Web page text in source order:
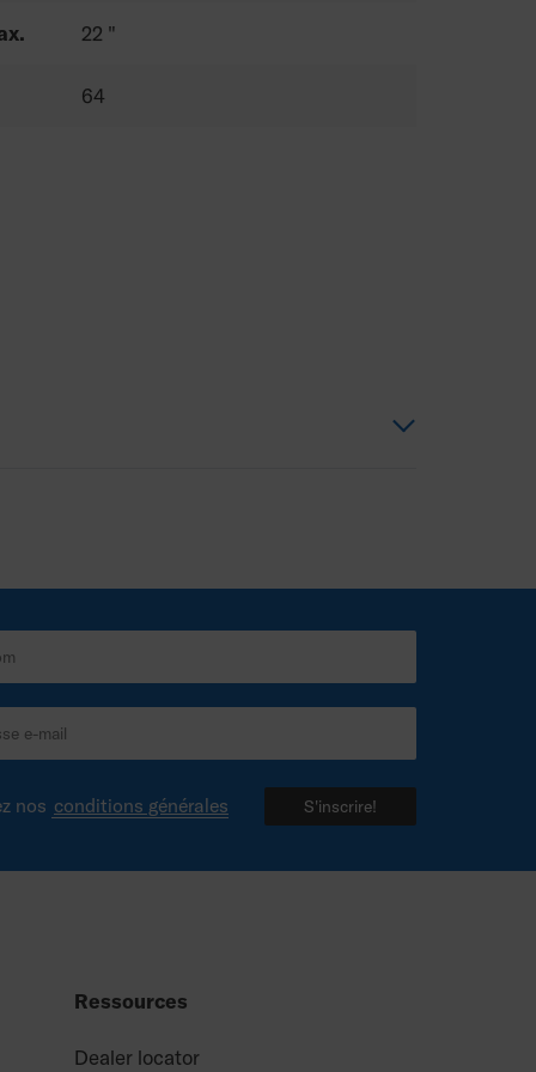
22 "
64
nos conditions générales S'inscrire!
Ressources
Dealer locator